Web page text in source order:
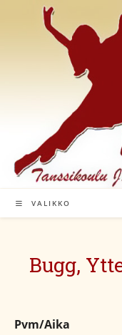
VALIKKO
Bugg,
Pvm/Aika